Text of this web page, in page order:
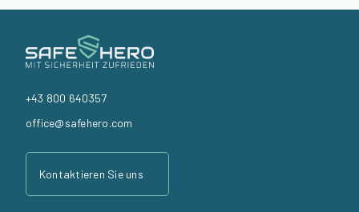
+43 800 640357
office@safehero.com
Kontaktieren Sie uns